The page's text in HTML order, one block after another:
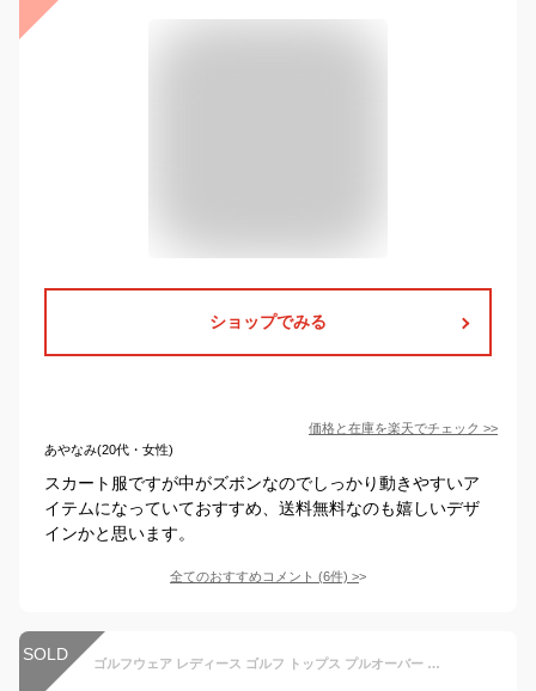
ショップでみる
価格と在庫を楽天でチェック >>
あやなみ(20代・女性)
スカート服ですが中がズボンなのでしっかり動きやすいア
イテムになっていておすすめ、送料無料なのも嬉しいデザ
インかと思います。
全てのおすすめコメント (6件) >
SOLD ゴルフウェア レディース ゴルフ トップス プルオーバー アウター 防寒 長袖 無地 シンプル フリースオーバーサイズハーフジッププルオーバー M/L 暖かく軽い着心地のフリース素材を使用